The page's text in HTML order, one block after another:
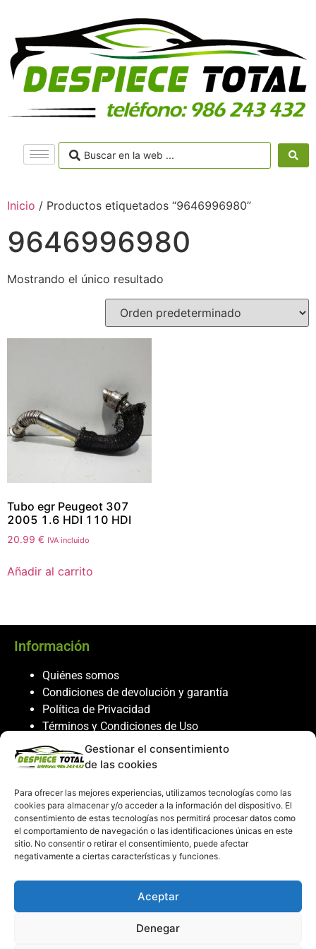
Gestionar el consentimiento
de las cookies
Para ofrecer las mejores experiencias, utilizamos tecnologías como las
cookies para almacenar y/o acceder a la información del dispositivo. El
consentimiento de estas tecnologías nos permitirá procesar datos como
el comportamiento de navegación o las identificaciones únicas en este
sitio. No consentir o retirar el consentimiento, puede afectar
negativamente a ciertas características y funciones.
Aceptar
Denegar
Inicio / Productos etiquetados “9646996980”
9646996980
Mostrando el único resultado
Tubo egr Peugeot 307
2005 1.6 HDI 110 HDI
20.99 € IVA incluido
Añadir al carrito
Información
Quiénes somos
Condiciones de devolución y garantía
Política de Privacidad
Términos y Condiciones de Uso
Política de Cookies
Servicio al cliente
Contacto
986 243 432
608 867 074
recambiosdespiecetotal@gmail.com
Mi cuenta
Mi Cuenta